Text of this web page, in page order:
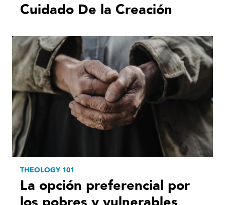
Cuidado De la Creación
THEOLOGY 101
La opción preferencial por